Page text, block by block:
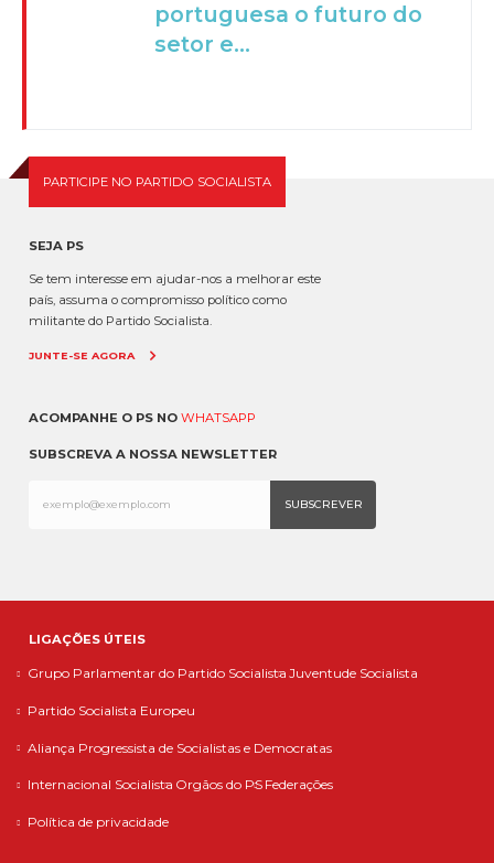
portuguesa o futuro do
setor e...
PARTICIPE NO PARTIDO SOCIALISTA
SEJA PS
Se tem interesse em ajudar-nos a melhorar este
país, assuma o compromisso político como
militante do Partido Socialista.
JUNTE-SE AGORA
ACOMPANHE O PS NO WHATSAPP
SUBSCREVA A NOSSA NEWSLETTER
LIGAÇÕES ÚTEIS
Grupo Parlamentar do Partido Socialista Juventude Socialista
Partido Socialista Europeu
Aliança Progressista de Socialistas e Democratas
Internacional Socialista Orgãos do PS Federações
Política de privacidade